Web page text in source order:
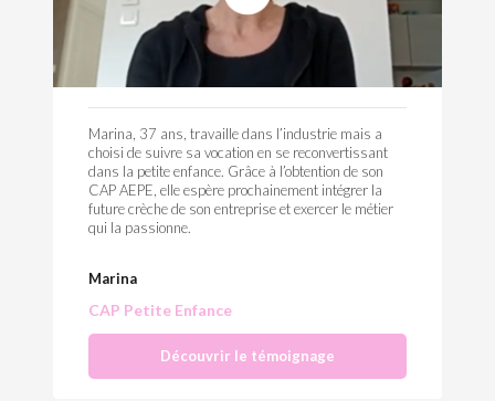
Marina, 37 ans, travaille dans l’industrie mais a
choisi de suivre sa vocation en se reconvertissant
dans la petite enfance. Grâce à l’obtention de son
CAP AEPE, elle espère prochainement intégrer la
future crèche de son entreprise et exercer le métier
qui la passionne.
Marina
CAP Petite Enfance
Découvrir le témoignage